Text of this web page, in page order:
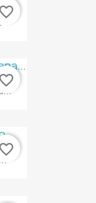
favorite_border
favorite_border
favorite_border